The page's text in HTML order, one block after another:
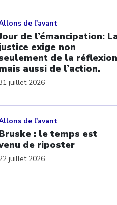
de l'avant
de l’émancipation:
exige non
de la réflexion
aussi de l’action.
juillet 2026
de l'avant
: le temps est
de riposter
juillet 2026